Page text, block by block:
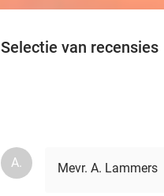
Selectie van recensies
A. Mevr. A. Lammers